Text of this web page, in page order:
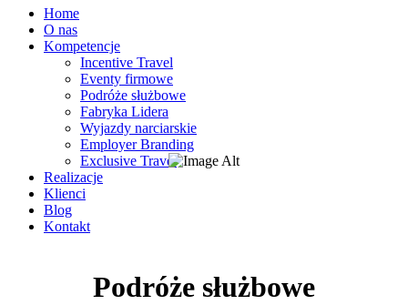
Home
O nas
Kompetencje
Incentive Travel
Eventy firmowe
Podróże służbowe
Fabryka Lidera
Wyjazdy narciarskie
Employer Branding
Exclusive Travel
Realizacje
Klienci
Blog
Kontakt
Podróże służbowe